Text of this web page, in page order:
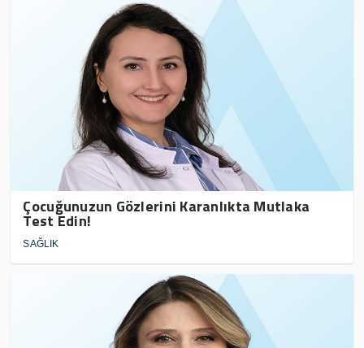
Çocuğunuzun Gözlerini Karanlıkta Mutlaka
Test Edin!
SAĞLIK